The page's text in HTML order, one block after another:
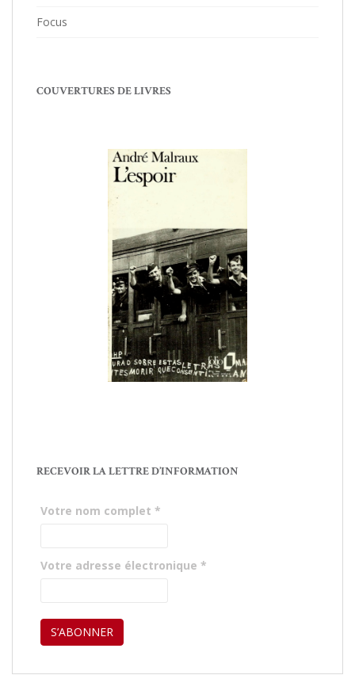
Focus
COUVERTURES DE LIVRES
RECEVOIR LA LETTRE D’INFORMATION
Votre nom complet *
Votre adresse électronique *